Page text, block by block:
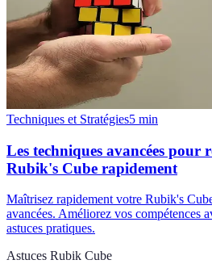
Techniques et Stratégies5 min
Les techniques avancées pour
Rubik's Cube rapidement
Maîtrisez rapidement votre Rubik's
avancées. Améliorez vos compétences
astuces pratiques.
Astuces Rubik Cube